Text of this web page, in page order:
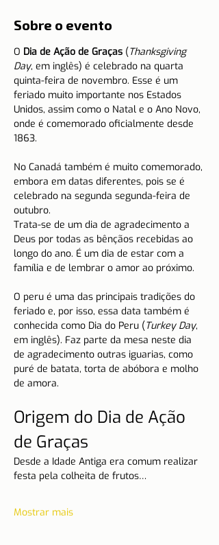
Sobre o evento
O Dia de Ação de Graças (Thanksgiving
Day, em inglês) é celebrado na quarta
quinta-feira de novembro. Esse é um
feriado muito importante nos Estados
Unidos, assim como o Natal e o Ano Novo,
onde é comemorado oficialmente desde
1863.
No Canadá também é muito comemorado,
embora em datas diferentes, pois se é
celebrado na segunda segunda-feira de
outubro.
Trata-se de um dia de agradecimento a
Deus por todas as bênçãos recebidas ao
longo do ano. É um dia de estar com a
família e de lembrar o amor ao próximo.
O peru é uma das principais tradições do
feriado e, por isso, essa data também é
conhecida como Dia do Peru (Turkey Day,
em inglês). Faz parte da mesa neste dia
de agradecimento outras iguarias, como
puré de batata, torta de abóbora e molho
de amora.
Origem do Dia de Ação
de Graças
Desde a Idade Antiga era comum realizar
festa pela colheita de frutos…
Mostrar mais